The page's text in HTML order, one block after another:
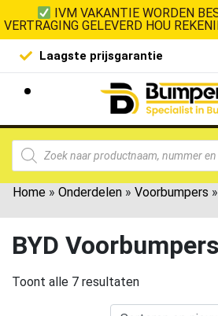
IVM VAKANTIE WORDEN
VERTRAGING GELEVERD HOU
Laagste prijsgarantie
Home » Onderdelen » Voorbumpers »
BYD Voorbumpers
Toont alle 7 resultaten